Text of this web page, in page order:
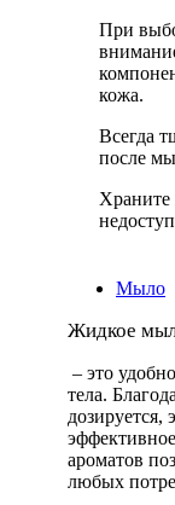
При
кожа.
Всегда
после
Храните
Мыло
Жидкое
– это
тела.
дозируется,
ароматов
любых